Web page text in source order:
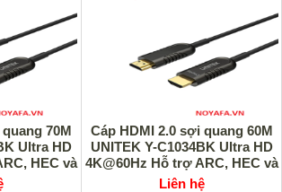
70M
Ultra HD
HEC và
Cáp HDMI 2.0 sợi quang 60M
UNITEK Y-C1034BK Ultra HD
4K@60Hz Hỗ trợ ARC, HEC và
CEC cao cấp
Liên hệ